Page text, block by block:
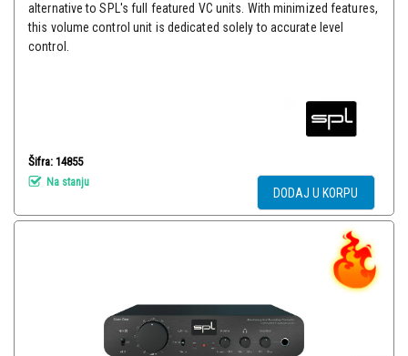
alternative to SPL's full featured VC units. With minimized features,
this volume control unit is dedicated solely to accurate level
control.
Šifra: 14855
Na stanju
DODAJ U KORPU